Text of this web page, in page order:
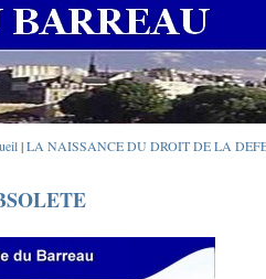
|LA NAISSANCE DU DROIT DE LA